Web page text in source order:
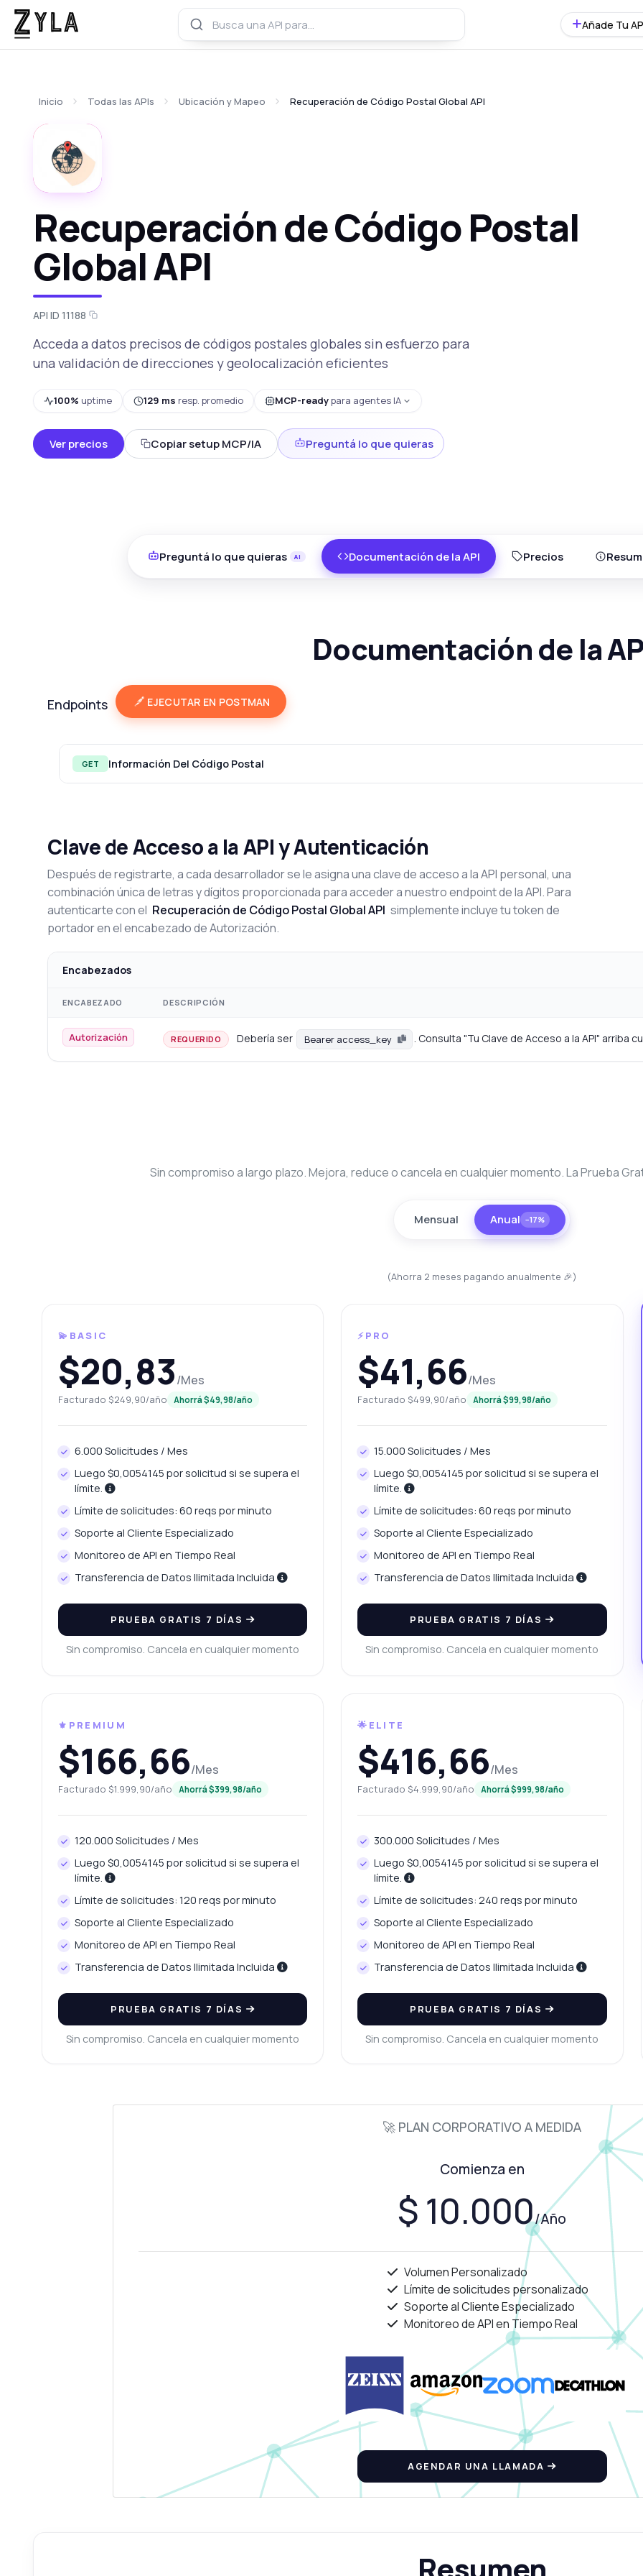
Añade Tu
Inicio Todas las APIs Ubicación y Mapeo Recuperación de Código Postal Global API
Recuperación de Código Postal
Global API
API ID 11188
Acceda a datos precisos de códigos postales globales sin esfuerzo para
una validación de direcciones y geolocalización eficientes
100% uptime 129 ms resp. promedio MCP-readypara agentes IA
Ver precios Copiar setup MCP/IA Preguntá lo que quieras
Preguntá lo que quieras Documentación de la API Precios
Documentación de la
Endpoints EJECUTAR EN POSTMAN
GET Información Del Código Postal
Clave de Acceso a la API y Autenticación
Después de registrarte, a cada desarrollador se le asigna una clave de acceso a la API personal, una
combinación única de letras y dígitos proporcionada para acceder a nuestro endpoint de la API. Para
autenticarte con el Recuperación de Código Postal Global API simplemente incluye tu token de
portador en el encabezado de Autorización.
Encabezados
ENCABEZADO DESCRIPCIÓN
Autorización REQUERIDO Debería ser Bearer access_key . Consulta "Tu Clave de Acceso a la API" arriba
Sin compromiso a largo plazo. Mejora, reduce o cancela en cualquier momento. La Prueba
Mensual Anual −17%
(Ahorra 2 meses pagando anualmente 🎉)
💫BASIC
$20,83/Mes
Facturado $249,90/año Ahorrá $49,98/año
6.000 Solicitudes / Mes
Luego $0,0054145 por solicitud si se supera el
límite.
Límite de solicitudes: 60 reqs por minuto
Soporte al Cliente Especializado
Monitoreo de API en Tiempo Real
Transferencia de Datos Ilimitada Incluida
PRUEBA GRATIS 7 DÍAS
Sin compromiso. Cancela en cualquier momento
⚡PRO
$41,66/Mes
Facturado $499,90/año Ahorrá $99,98/año
15.000 Solicitudes / Mes
Luego $0,0054145 por solicitud si se supera el
límite.
Límite de solicitudes: 60 reqs por minuto
Soporte al Cliente Especializado
Monitoreo de API en Tiempo Real
Transferencia de Datos Ilimitada Incluida
PRUEBA GRATIS 7 DÍAS
Sin compromiso. Cancela en cualquier momento
⚜️PREMIUM
$166,66/Mes
Facturado $1.999,90/año Ahorrá $399,98/año
120.000 Solicitudes / Mes
Luego $0,0054145 por solicitud si se supera el
límite.
Límite de solicitudes: 120 reqs por minuto
Soporte al Cliente Especializado
Monitoreo de API en Tiempo Real
Transferencia de Datos Ilimitada Incluida
PRUEBA GRATIS 7 DÍAS
Sin compromiso. Cancela en cualquier momento
🌟ELITE
$416,66/Mes
Facturado $4.999,90/año Ahorrá $999,98/año
300.000 Solicitudes / Mes
Luego $0,0054145 por solicitud si se supera el
límite.
Límite de solicitudes: 240 reqs por minuto
Soporte al Cliente Especializado
Monitoreo de API en Tiempo Real
Transferencia de Datos Ilimitada Incluida
PRUEBA GRATIS 7 DÍAS
Sin compromiso. Cancela en cualquier momento
🚀 PLAN CORPORATIVO A MEDIDA
Comienza en
$ 10.000/Año
Volumen Personalizado
Límite de solicitudes personalizado
Soporte al Cliente Especializado
Monitoreo de API en Tiempo Real
AGENDAR UNA LLAMADA
Pregunta lo que quieras
Respuestas sobre Recuperación de Código Postal Global API
¡Hola! Pregúntame lo que quieras sobre Recuperación de Código
Postal Global API — endpoints, precios, tips de integración, lo que
¿Cómo es la estructura del JSON de respuesta?
¿Qué tan precisa es la información de ubicación?
¿Puedo usarlo para validar códigos postales en masa?
Respondido por Zyla AI Prefiero preguntar a Soporte